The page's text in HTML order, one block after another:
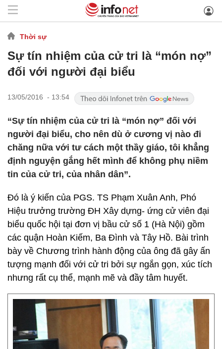
Thời sự
Sự tín nhiệm của cử tri là “món nợ”
đối với người đại biểu
13/05/2016 - 13:54
“Sự tín nhiệm của cử tri là “món nợ” đối với
người đại biểu, cho nên dù ở cương vị nào đi
chăng nữa với tư cách một thầy giáo, tôi khẳng
định nguyện gắng hết mình để không phụ niềm
tin của cử tri, của nhân dân”.
Đó là ý kiến của PGS. TS Phạm Xuân Anh, Phó
Hiệu trưởng trường ĐH Xây dựng- ứng cử viên đại
biểu quốc hội tại đơn vị bầu cử số 1 (Hà Nội) gồm
các quận Hoàn Kiếm, Ba Đình và Tây Hồ. Bài trình
bày về Chương trình hành động của ông đã gây ấn
tượng mạnh đối với cử tri bởi sự ngắn gọn, xúc tích
nhưng rất cụ thể, mạnh mẽ và đầy tâm huyết.